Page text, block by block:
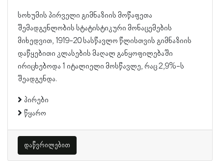
სოხუმის პირველი გიმნაზიის მოწაფეთა
შემადგენლობის სტატისტიკური მონაცემების
მიხედვით, 1919-20 სასწავლო წლისთვის გიმნაზიის
დაწყებითი კლასების მაღალ განყოფილებაში
ირიცხებოდა 1 იტალიელი მოსწავლე, რაც 2,9%-ს
შეადგენდა.
პირები
წყარო
დაწვრილებით